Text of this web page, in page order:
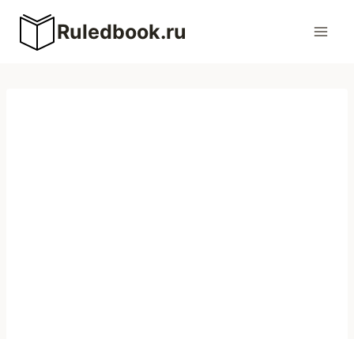
Перейти
содержимому
Ruledbook.ru